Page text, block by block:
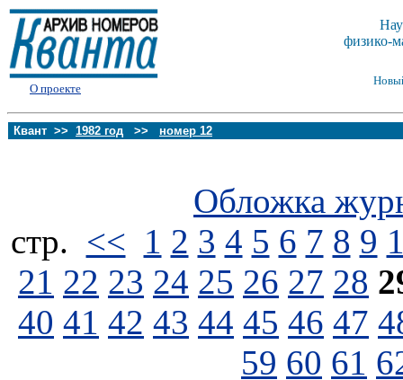
О проекте
физико-
Квант >> 1982 год >> номер 12
Обложка
стp. << 1 2 3 4 5 6 7 8 9
21 22 23 24 25 26 27 28
40 41 42 43 44 45 46 47
59 60 61